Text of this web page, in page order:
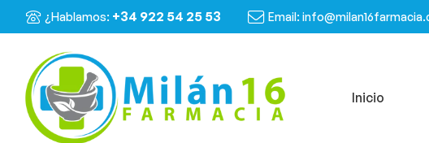
¿Hablamos: +34 922 54 25 53 Email:
Inicio